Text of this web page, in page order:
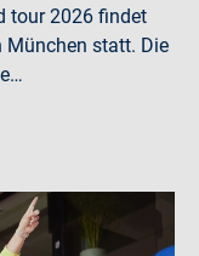
tour 2026 findet
München statt. Die